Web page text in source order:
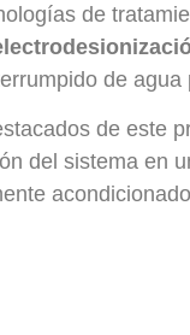
de
de
de este
del sistema en